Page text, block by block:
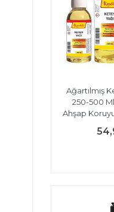
Ağartılmış
250-500
Ahşap